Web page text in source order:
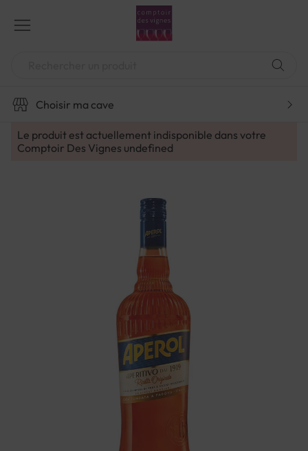
contenu
Choisir ma cave
Le produit est actuellement indisponible dans votre
Comptoir Des Vignes undefined